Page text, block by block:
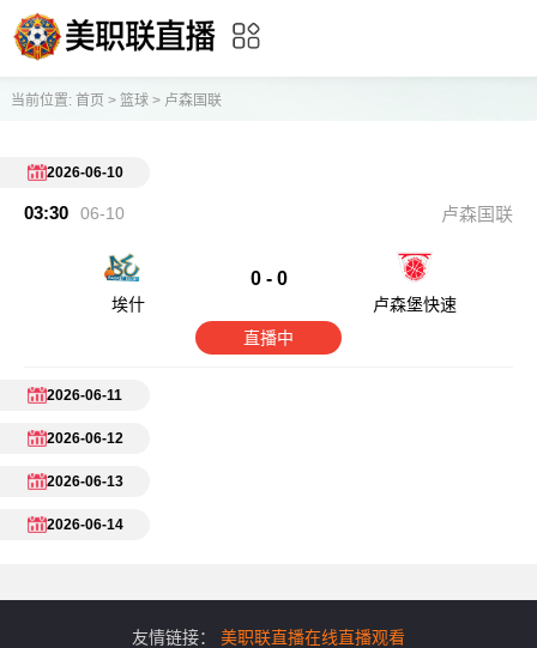
当前位置: 首页 > 篮球> 卢森国联
2026-06-10
03:30 06-10 卢森国联
埃什
0 - 0
卢森堡快速
直播中
2026-06-11
2026-06-12
2026-06-13
2026-06-14
友情链接： 美职联直播在线直播观看